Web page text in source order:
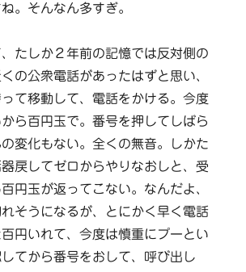
。そんなん多すぎ。
たしか２年前の記憶では反対側の
の公衆電話があったはずと思い、
て移動して、電話をかける。今度
ら百円玉で。番号を押してしばら
変化もない。全くの無音。しかた
戻してゼロからやりなおしと、受
円玉が返ってこない。なんだよ、
そうになるが、とにかく早く電話
円いれて、今度は慎重にプーとい
てから番号をおして、呼び出し